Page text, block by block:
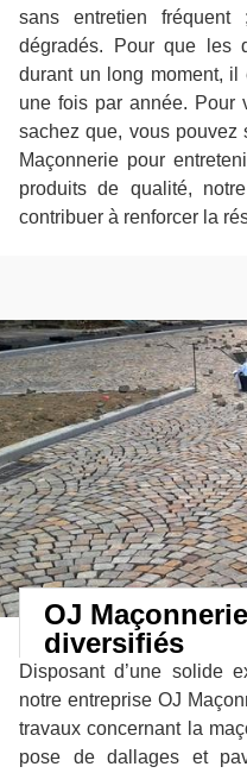
sans entretien
dégradés. Pour que les
durant un long moment,
une fois par année. Pour
sachez que, vous pouvez
Maçonnerie pour
produits de qualité,
contribuer à renforcer la
OJ
diversifiés
Disposant d’une solide
notre entreprise OJ
travaux concernant la
pose de dallages et